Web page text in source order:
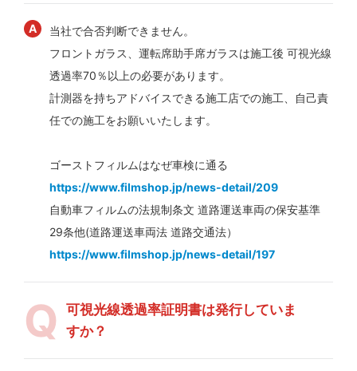
当社で合否判断できません。
フロントガラス、運転席助手席ガラスは施工後 可視光線
透過率70％以上の必要があります。
計測器を持ちアドバイスできる施工店での施工、自己責
任での施工をお願いいたします。
ゴーストフィルムはなぜ車検に通る
https://www.filmshop.jp/news-detail/209
自動車フィルムの法規制条文 道路運送車両の保安基準
29条他(道路運送車両法 道路交通法）
https://www.filmshop.jp/news-detail/197
可視光線透過率証明書は発行していま
すか？